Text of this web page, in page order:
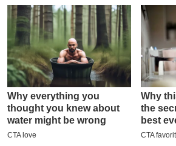
I
P
L
2
0
2
6
क्रा
इ